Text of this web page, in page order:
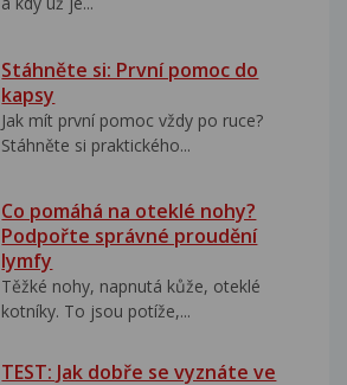
Stáhněte si: První pomoc do
kapsy
Jak mít první pomoc vždy po ruce?
Stáhněte si praktického...
Co pomáhá na oteklé nohy?
Podpořte správné proudění
lymfy
Těžké nohy, napnutá kůže, oteklé
kotníky. To jsou potíže,...
TEST: Jak dobře se vyznáte ve